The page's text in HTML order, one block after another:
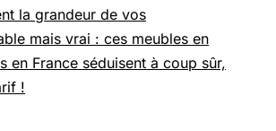
la grandeur de vos
mais vrai : ces meubles en
en France séduisent à coup sûr,
!